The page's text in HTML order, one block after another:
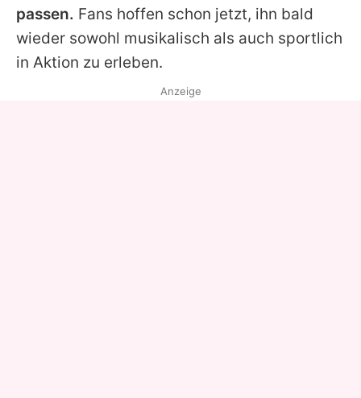
passen. Fans hoffen schon jetzt, ihn bald
wieder sowohl musikalisch als auch sportlich
in Aktion zu erleben.
Anzeige